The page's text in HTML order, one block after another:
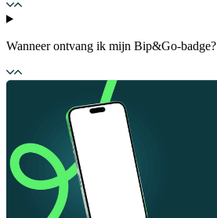
Wanneer ontvang ik mijn Bip&Go-badge?